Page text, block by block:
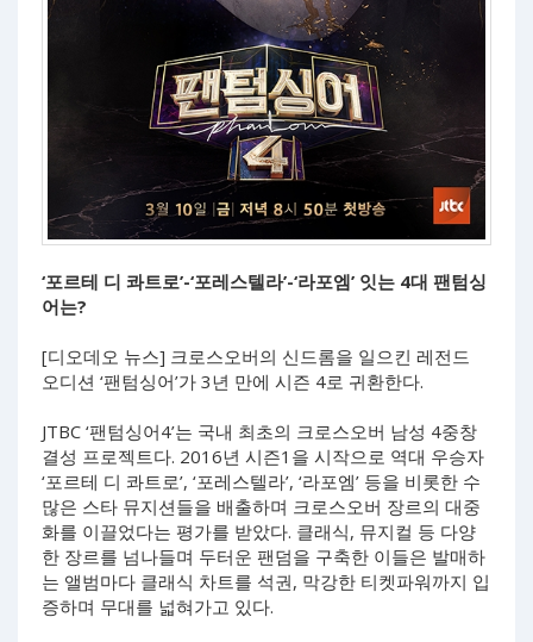
‘포르테 디 콰트로’-‘포레스텔라’-‘라포엠’ 잇는 4대 팬텀싱
어는?
[디오데오 뉴스] 크로스오버의 신드롬을 일으킨 레전드
오디션 ‘팬텀싱어’가 3년 만에 시즌 4로 귀환한다.
JTBC ‘팬텀싱어4’는 국내 최초의 크로스오버 남성 4중창
결성 프로젝트다. 2016년 시즌1을 시작으로 역대 우승자
‘포르테 디 콰트로’, ‘포레스텔라’, ‘라포엠’ 등을 비롯한 수
많은 스타 뮤지션들을 배출하며 크로스오버 장르의 대중
화를 이끌었다는 평가를 받았다. 클래식, 뮤지컬 등 다양
한 장르를 넘나들며 두터운 팬덤을 구축한 이들은 발매하
는 앨범마다 클래식 차트를 석권, 막강한 티켓파워까지 입
증하며 무대를 넓혀가고 있다.